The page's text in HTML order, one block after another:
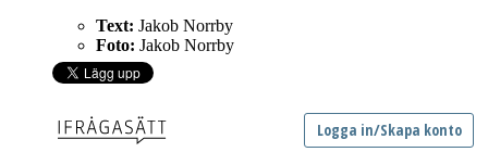
Text: Jakob Norrby
Foto: Jakob Norrby